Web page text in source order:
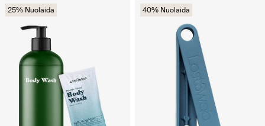
25% Nuolaida 40% Nuolaida